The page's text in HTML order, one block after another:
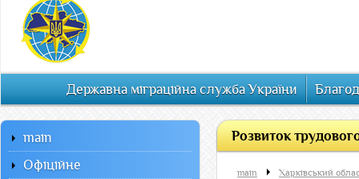
Державна міграційна служба України
Розвиток
main
Харківський
main
Офiцiйне